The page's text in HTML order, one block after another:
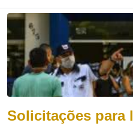
Solicitações para